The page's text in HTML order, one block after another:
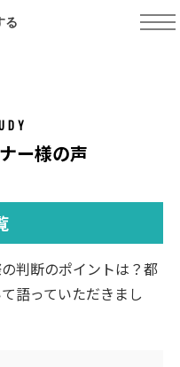
る
ー様の声
判断のポイントは？都
語っていただきまし